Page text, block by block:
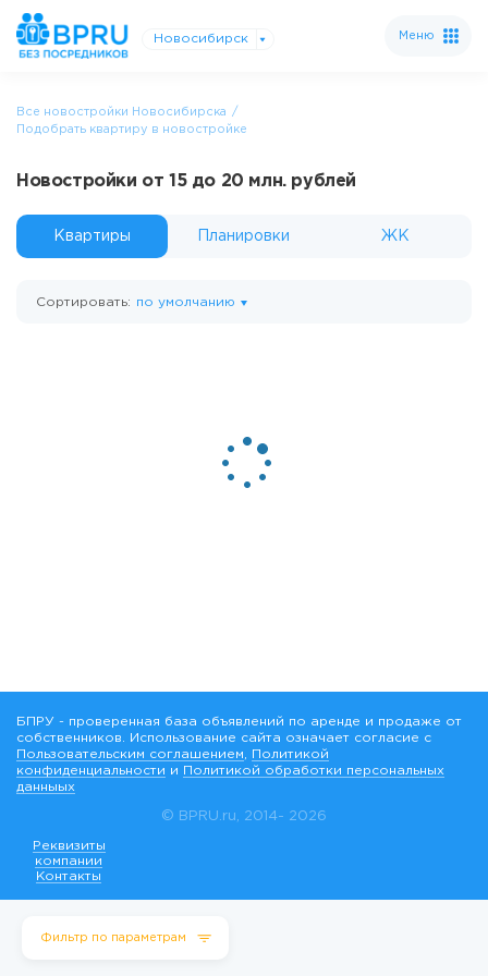
Новосибирск Меню
Все новостройки Новосибирска
Подобрать квартиру в новостройке
Новостройки от 15 до 20 млн. рублей
Фильтр по параметрам
Квартиры Планировки ЖК
Сортировать: по умолчанию
Реквизиты
компании
Контакты
© BPRU.ru, 2014- 2026
БПРУ - проверенная база объявлений по аренде и продаже от
собственников. Использование сайта означает согласие с
Пользовательским соглашением
Политикой
конфиденциальности и
Политикой обработки персональных
данныых